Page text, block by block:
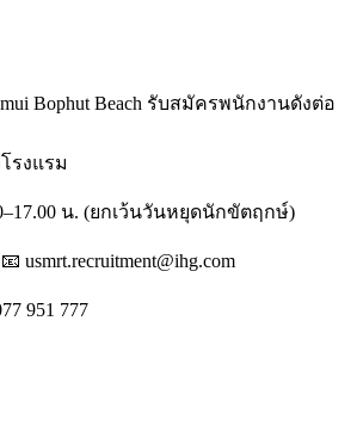
Bophut Beach รับสมัครพนักงานดังต่อ
รงแรม
น. (ยกเว้นวันหยุดนักขัตฤกษ์)
usmrt.recruitment@ihg.com
951 777